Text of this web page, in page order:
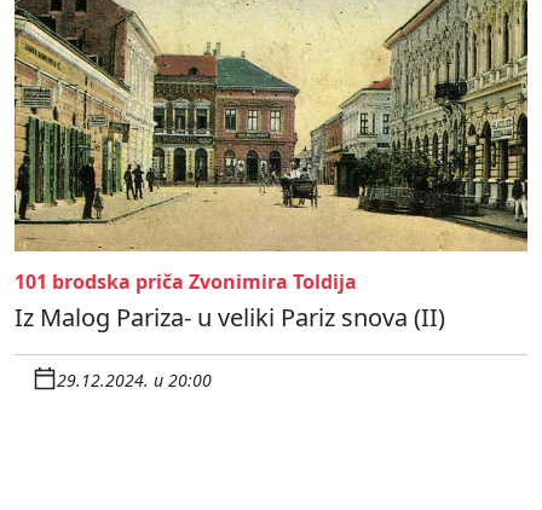
101 brodska priča Zvonimira Toldija
Iz Malog Pariza- u veliki Pariz snova (II)
29.12.2024. u 20:00